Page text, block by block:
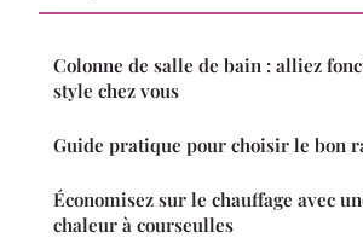
Colonne de salle de bain : alliez
style chez vous
Guide pratique pour choisir le bon
Économisez sur le chauffage avec
chaleur à courseulles